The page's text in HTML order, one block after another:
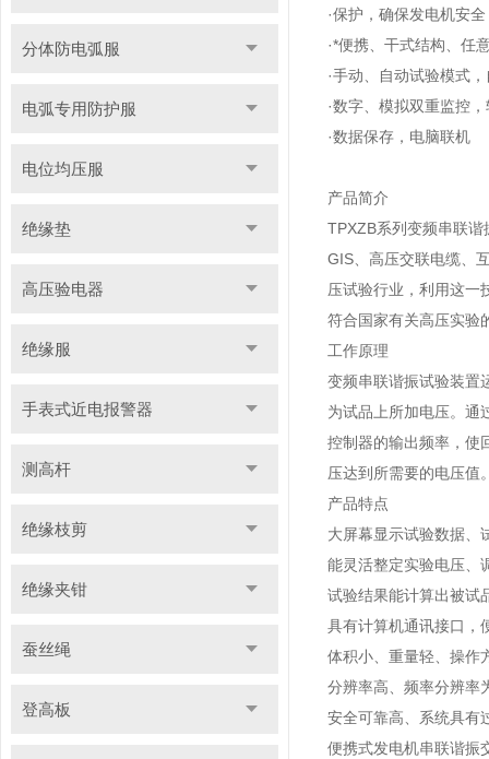
分体防电弧服
电弧专用防护服
电位均压服
绝缘垫
高压验电器
绝缘服
手表式近电报警器
测高杆
绝缘枝剪
绝缘夹钳
蚕丝绳
登高板
·保护，确保发电机安全
·*便携、干式结构、任
·手动、自动试验模式
·数字、模拟双重监控
·数据保存，电脑联机
产品简介
TPXZB系列变频串联
GIS、高压交联电缆、
压试验行业，利用这一
符合国家有关高压实验
工作原理
变频串联谐振试验装置
为试品上所加电压。通
控制器的输出频率，使
压达到所需要的电压值
产品特点
大屏幕显示试验数据、
能灵活整定实验电压、
试验结果能计算出被试
具有计算机通讯接口，
体积小、重量轻、操作
分辨率高、频率分辨率
安全可靠高、系统具有
便携式发电机串联谐振